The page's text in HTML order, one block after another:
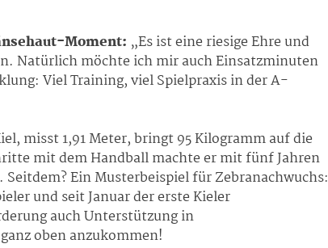
Moment: „Es ist eine riesige Ehre und
Natürlich möchte ich mir auch Einsatzminuten
Viel Training, viel Spielpraxis in der A-
misst 1,91 Meter, bringt 95 Kilogramm auf die
mit dem Handball machte er mit fünf Jahren
Ein Musterbeispiel für Zebranachwuchs:
und seit Januar der erste Kieler
auch Unterstützung in
oben anzukommen!